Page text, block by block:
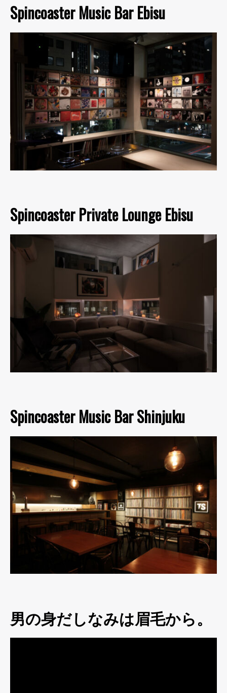
Spincoaster Music Bar Ebisu
Spincoaster Private Lounge Ebisu
Spincoaster Music Bar Shinjuku
男の身だしなみは眉毛から。